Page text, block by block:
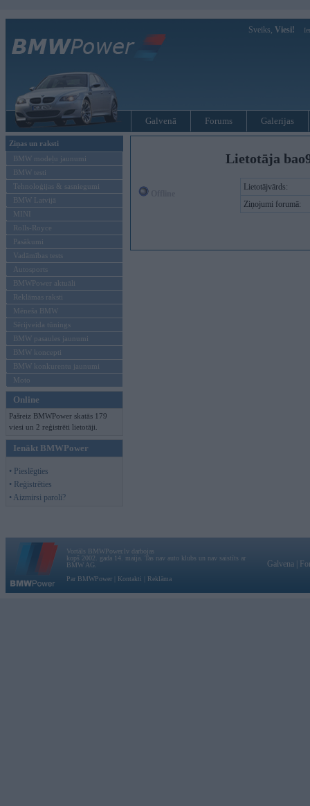
Sveiks, Viesi!
Galvenā Forums Galerijas
Ziņas un raksti
BMW modeļu jaunumi
BMW testi
Tehnoloģijas & sasniegumi
BMW Latvijā
MINI
Rolls-Royce
Pasākumi
Vadāmības tests
Autosports
BMWPower aktuāli
Reklāmas raksti
Mēneša BMW
Sērijveida tūnings
BMW pasaules jaunumi
BMW koncepti
BMW konkurentu jaunumi
Moto
Online
Pašreiz BMWPower skatās 179
viesi un 2 reģistrēti lietotāji.
Ienākt BMWPower
• Pieslēgties
• Reģistrēties
• Aizmirsi paroli?
Lietotāja
Lietotājvārds:
Ziņojumi forumā:
Vortāls BMWPower.lv darbojas
kopš 2002. gada 14. maija. Tas nav auto klubs un nav saistīts ar
BMW AG.
Par BMWPower
Kontakti Reklāma
Galvena